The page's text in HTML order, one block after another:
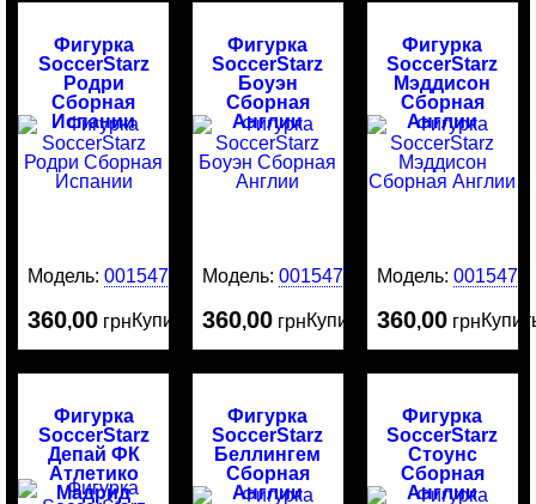
Фигурка
SoccerStarz
Родри
Сборная
Испании
Модель:0015478
360,00 грнКупить
Фигурка
SoccerStarz
Боуэн
Сборная
Англии
Модель:0015477
360,00 грнКупить
Фигурка
SoccerStarz
Мэддисон
Сборная
Англии
Модель: 0015476
360,00 грн
Фигурка
SoccerStarz
Депай ФК
Атлетико
Мадрид
Фигурка
SoccerStarz
Беллингем
Сборная
Англии
Фигурка
SoccerStarz
Стоунс
Сборная
Англии